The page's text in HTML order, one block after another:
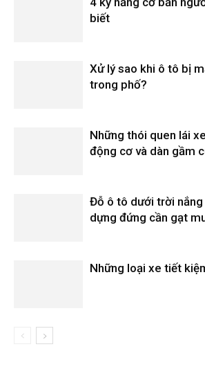
biết
Xử lý sao khi ô tô bị
trong phố?
Những thói quen lái
động cơ và dàn gầm
Đỗ ô tô dưới trời
dựng đứng cần gạt
Những loại xe tiết